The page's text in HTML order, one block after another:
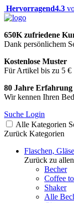
Hervorragend4.3
650K zufriedene
Dank persönlichem
Kostenlose Muster
Für Artikel bis zu 5 €
80 Jahre Erfahrung
Wir kennen Ihren
Suche Login
Alle Kategorien
Zurück Kategorien
Flaschen,
Zurück zu
Becher
Coffee
Shaker
Alle